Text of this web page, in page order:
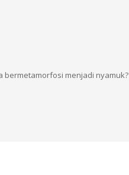
bermetamorfosi menjadi nyamuk?